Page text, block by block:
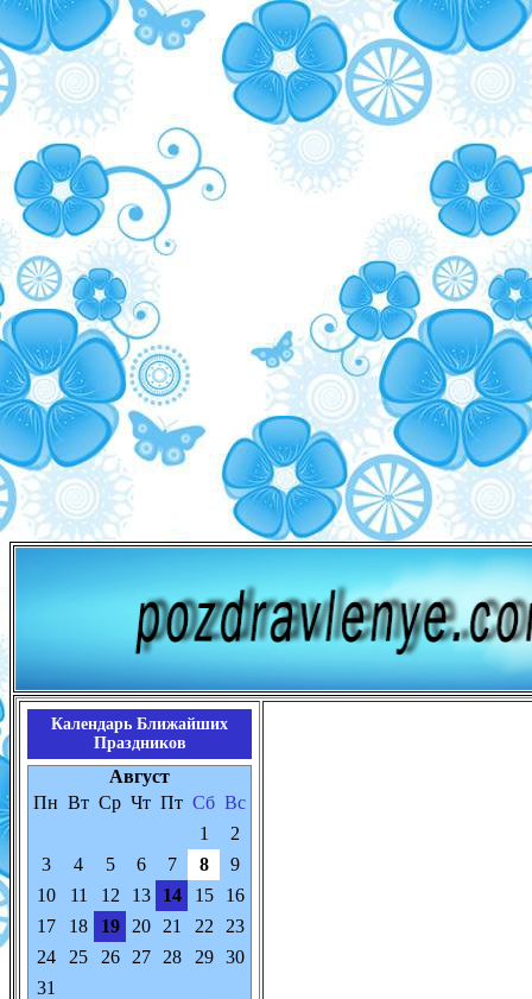
Календарь Ближайших
Праздников
Август
Пн Вт Ср Чт Пт Сб Вс
1
2
3
4 5 6 7 8
9
10
11 12 13 14 15
16
17
18 19 20 21 22
23
24
25 26 27 28 29
30
31